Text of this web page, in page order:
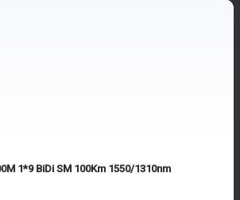
1*9 BiDi SM 100Km 1550/1310nm